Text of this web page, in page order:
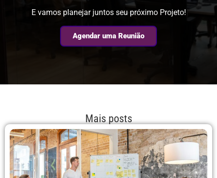
E vamos planejar juntos seu próximo Projeto!
Agendar uma Reunião
Mais posts